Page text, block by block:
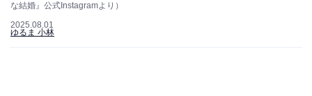
な結婚』公式Instagramより）
2025.08.01
ゆるま 小林